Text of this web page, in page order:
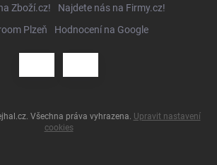
Zboží.cz!
Najdete nás na Firmy.cz!
Plzeň
Hodnocení na Google
. Všechna práva vyhrazena. Upravit nastavení
cookies